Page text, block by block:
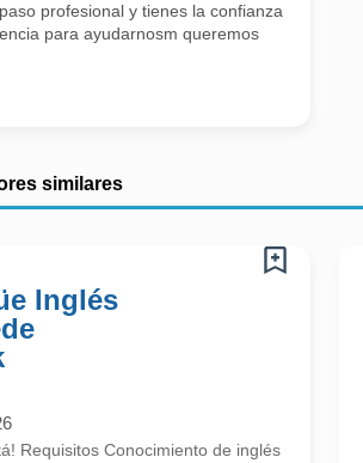
profesional y tienes la confianza
para ayudarnosm queremos
similares
Inglés
Requisitos Conocimiento de inglés